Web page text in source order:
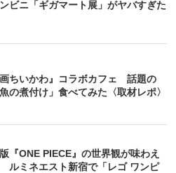
ビニ「ギガマート展」がヤバすぎた
画ちいかわ』コラボカフェ 話題の
魚の煮付け」食べてみた〈取材レポ〉
『ONE PIECE』の世界観が味わえ
ルミネエスト新宿で「レゴ ワンピ